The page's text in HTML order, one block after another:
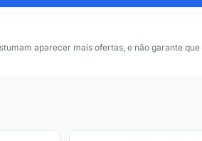
aparecer mais ofertas, e não garante